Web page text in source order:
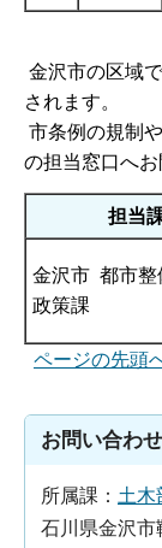
金沢市の区域
されます。
市条例の規制
の担当窓口へお
担当
金沢市 都市整
政策課
ページの先頭
お問い合わせ
所属課： 土
石川県金沢市